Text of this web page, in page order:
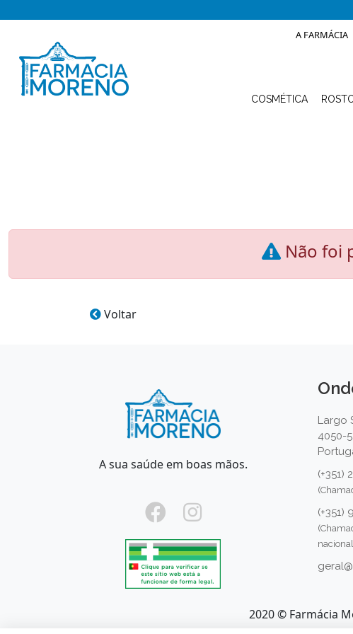
A FARMÁCIA
COSMÉTICA
Não foi
Voltar
A sua saúde em boas mãos.
Largo
4050-
(+351)
(+351)
2020 © Farmácia